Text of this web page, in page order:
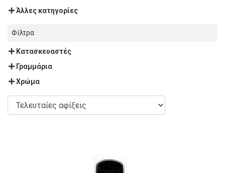
Άλλες κατηγορίες
Φίλτρα
Κατασκευαστές
Γραμμάρια
Χρώμα